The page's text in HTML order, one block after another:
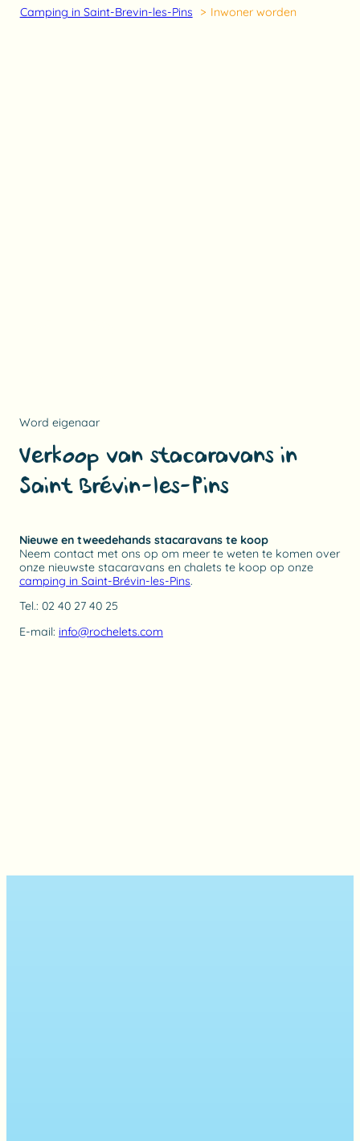
Camping in Saint-Brevin-les-Pins Inwoner worden
Word eigenaar
Verkoop van stacaravans in
Saint Brévin-les-Pins
Nieuwe en tweedehands stacaravans te koop
Neem contact met ons op om meer te weten te komen over
onze nieuwste stacaravans en chalets te koop op onze
camping in Saint-Brévin-les-Pins.
Tel.: 02 40 27 40 25
E-mail: info@rochelets.com